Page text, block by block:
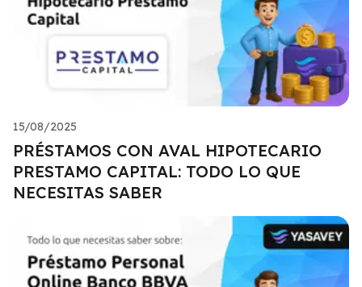
15/08/2025
PRÉSTAMOS CON AVAL HIPOTECARIO
PRESTAMO CAPITAL: TODO LO QUE
NECESITAS SABER